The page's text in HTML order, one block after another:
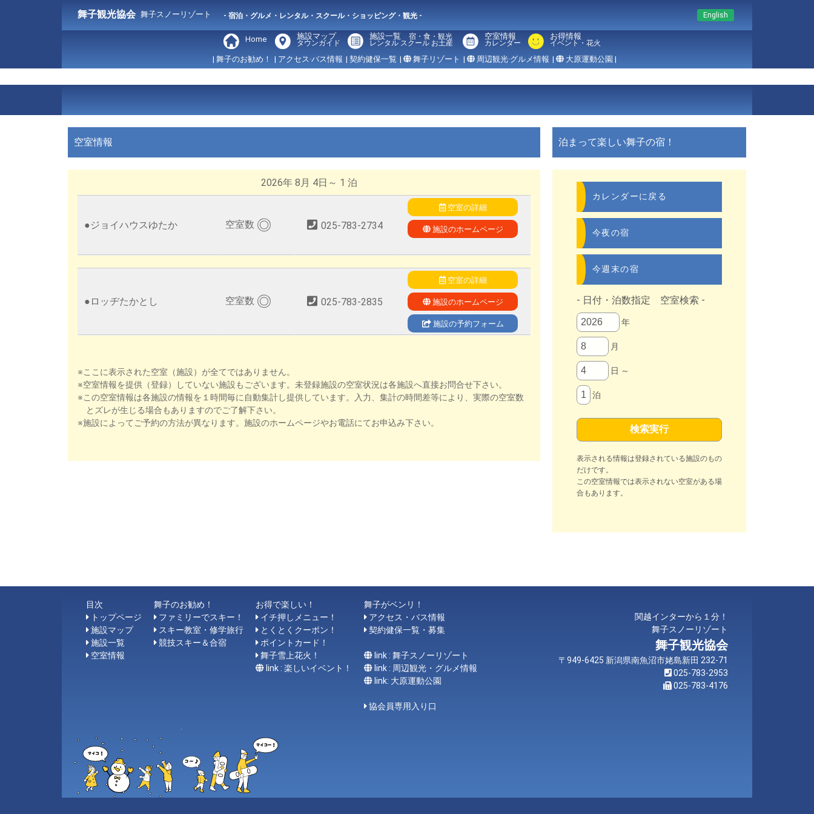
English
舞子観光協会 舞子スノーリゾート - 宿泊・グルメ・レンタル・スクール・ショッピング・観光 -
Home 施設マップ
タウンガイド
施設一覧 宿・食・観光
レンタル スクール お土産
空室情報
カレンダー
お得情報
イベント・花火
| 舞子のお勧め！ | アクセス·バス情報 | 契約健保一覧 | 舞子リゾート | 周辺観光·グルメ情報 | 大原運動公園 |
空室情報
2026年 8月 4日～ 1 泊
●ジョイハウスゆたか 空室数 ◎ 025-783-2734
空室の詳細
施設のホームページ
● ロッヂたかとし 空室数 ◎ 025-783-2835
空室の詳細
施設のホームページ
施設の予約フォーム
※ここに表示された空室（施設）が全てではありません。
※空室情報を提供（登録）していない施設もございます。未登録施設の空室状況は各施設へ直接お問合せ下さい。
※この空室情報は各施設の情報を１時間毎に自動集計し提供しています。入力、集計の時間差等により、実際の空室数
とズレが生じる場合もありますのでご了解下さい。
※施設によってご予約の方法が異なります。施設のホームページやお電話にてお申込み下さい。
泊まって楽しい舞子の宿！
カレンダーに戻る
今夜の宿
今週末の宿
- 日付・泊数指定 空室検索 -
年
月
日 ～
泊
表示される情報は登録されている施設のもの
だけです。
この空室情報では表示されない空室がある場
合もあります。
目次
トップページ
施設マップ
施設一覧
空室情報
舞子のお勧め！
ファミリーでスキー！
スキー教室・修学旅行
競技スキー＆合宿
お得で楽しい！
イチ押しメニュー！
とくとくクーポン！
ポイントカード！
舞子雪上花火！
link : 楽しいイベント！
舞子がベンリ！
アクセス・バス情報
契約健保一覧・募集
link : 舞子スノーリゾート
link : 周辺観光・グルメ情報
link: 大原運動公園
協会員専用入り口
関越インターから１分！
舞子スノーリゾート
舞子観光協会
〒949-6425 新潟県南魚沼市姥島新田 232-71
025-783-2953
025-783-4176